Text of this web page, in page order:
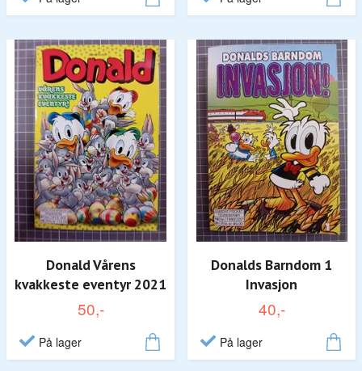
Donald Vårens
kvakkeste eventyr 2021
50,-
På lager
Donalds Barndom 1
Invasjon
40,-
På lager